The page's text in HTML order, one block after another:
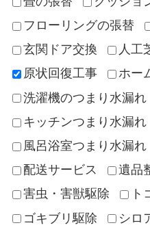
フローリングの張替
玄関ドア交換
人工
原状回復工事
ホー
洗濯機のつまり水漏れ
キッチンつまり水漏れ
風呂浴室つまり水漏れ
配送サービス
遺品
害虫・害獣駆除
ト
ゴキブリ駆除
シロ